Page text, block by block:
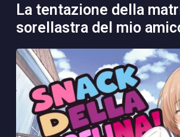
la tentazione della matrigna e
sorellastra del mio